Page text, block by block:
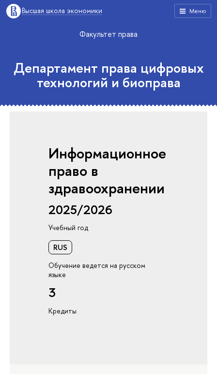
Меню
Высшая школа экономики
Факультет права
Департамент права цифровых
технологий и биоправа
Информационное
право в
здравоохранении
2025/2026
Учебный год
RUS
Обучение ведется на русском
языке
3
Кредиты